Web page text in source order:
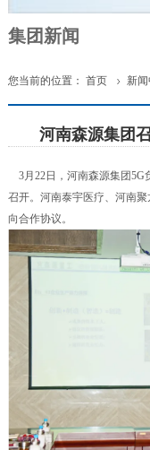
集团新闻
您当前的位置： 首页  新
河南森源集团
3月22日，河南森源集团5G
召开。河南泰宇医疗、河南
向合作协议。